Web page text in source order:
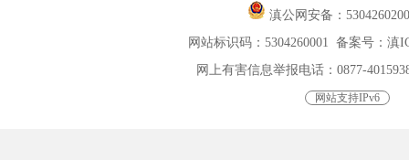
滇公网安备：
网站标识码：5304260001 备案号：滇
网上有害信息举报电话：0877-
网站支持IPv6